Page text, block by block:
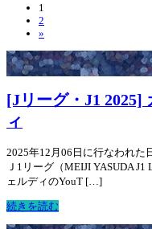
1
2
»
[Jリーグ・J1 2025]
ィ
2025年12月06日に行なわれた
Ｊ1リーグ（MEIJI YASUDA
ェルディのYouT […]
続きを読む